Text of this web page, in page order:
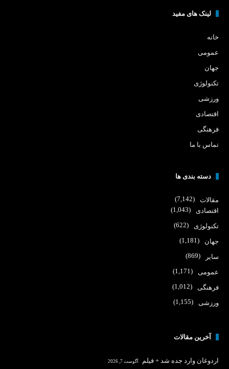
لینک های مفید
خانه
عمومی
جهان
تکنولوژی
ورزشی
اقتصادی
فرهنگی
تماس با ما
دسته بندی ها
مقالات
(7,142)
اقتصادی
(1,043)
تکنولوژی (622)
جهان (1,181)
سایر (869)
عمومی (1,171)
فرهنگی (1,012)
ورزشی (1,155)
آخرین مقالات
اردوغان وارد جده شد + فیلم آگوست 7, 2026